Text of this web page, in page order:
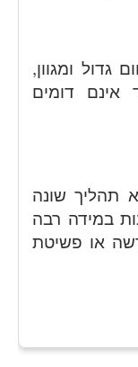
ומגוון,
דומים
תהליך שונה
במידה רבה
או פשיטת